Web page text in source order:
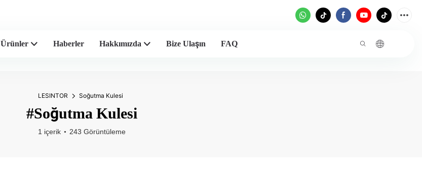
Ürünler Haberler Hakkımızda Bize Ulaşın FAQ
LESINTOR Soğutma Kulesi
#Soğutma Kulesi
1 içerik 243 Görüntüleme